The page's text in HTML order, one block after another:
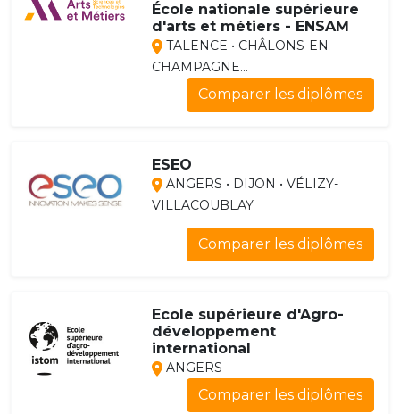
École nationale supérieure
d'arts et métiers - ENSAM
TALENCE • CHÂLONS-EN-
CHAMPAGNE...
Comparer les diplômes
ESEO
ANGERS • DIJON • VÉLIZY-
VILLACOUBLAY
Comparer les diplômes
Ecole supérieure d'Agro-
développement
international
ANGERS
Comparer les diplômes